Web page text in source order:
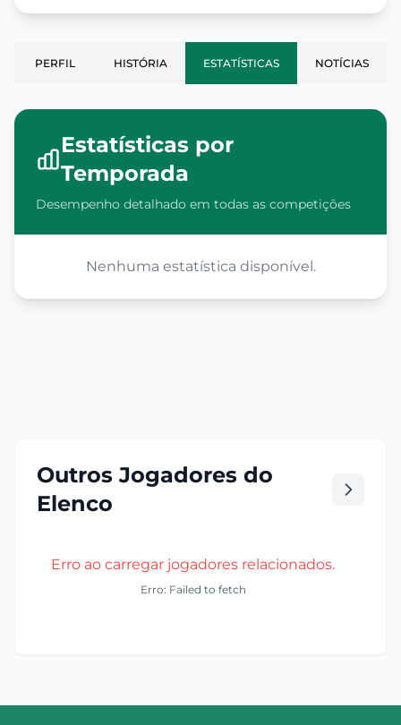
PERFIL HISTÓRIA ESTATÍSTICAS NOTÍCIAS
Estatísticas por
Temporada
Desempenho detalhado em todas as competições
Nenhuma estatística disponível.
Outros Jogadores do
Elenco
Erro ao carregar jogadores relacionados.
Erro: Failed to fetch